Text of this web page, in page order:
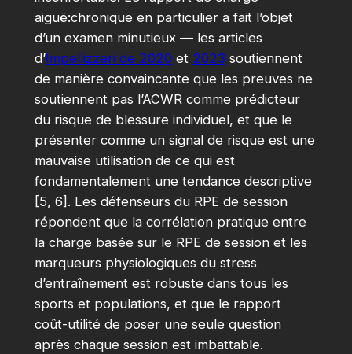
aiguë:chronique en particulier a fait l’objet
d’un examen minutieux — les articles
d’Impellizzeri de 2020 et 2023 soutiennent
de manière convaincante que les preuves ne
soutiennent pas l’ACWR comme prédicteur
du risque de blessure individuel, et que le
présenter comme un signal de risque est une
mauvaise utilisation de ce qui est
fondamentalement une tendance descriptive
[5, 6]. Les défenseurs du RPE de session
répondent que la corrélation pratique entre
la charge basée sur le RPE de session et les
marqueurs physiologiques du stress
d’entraînement est robuste dans tous les
sports et populations, et que le rapport
coût-utilité de poser une seule question
après chaque session est imbattable.